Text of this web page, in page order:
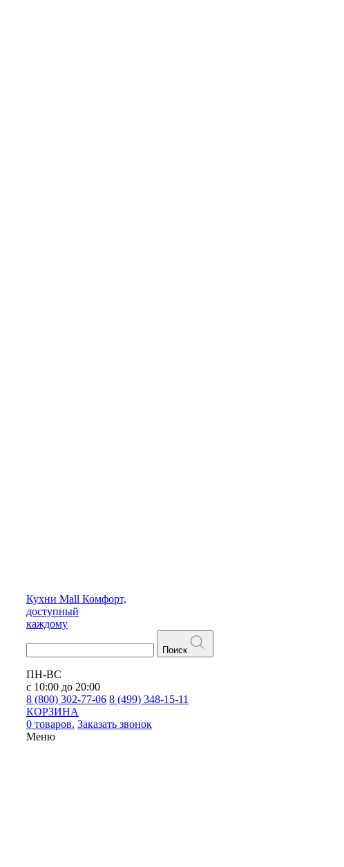
Кухни Mall Комфорт,
доступный
каждому
Поиск
ПН-ВС
с 10:00 до 20:00
8 (800) 302-77-06 8 (499) 348-15-11
КОРЗИНА
0 товаров. Заказать звонок
Меню